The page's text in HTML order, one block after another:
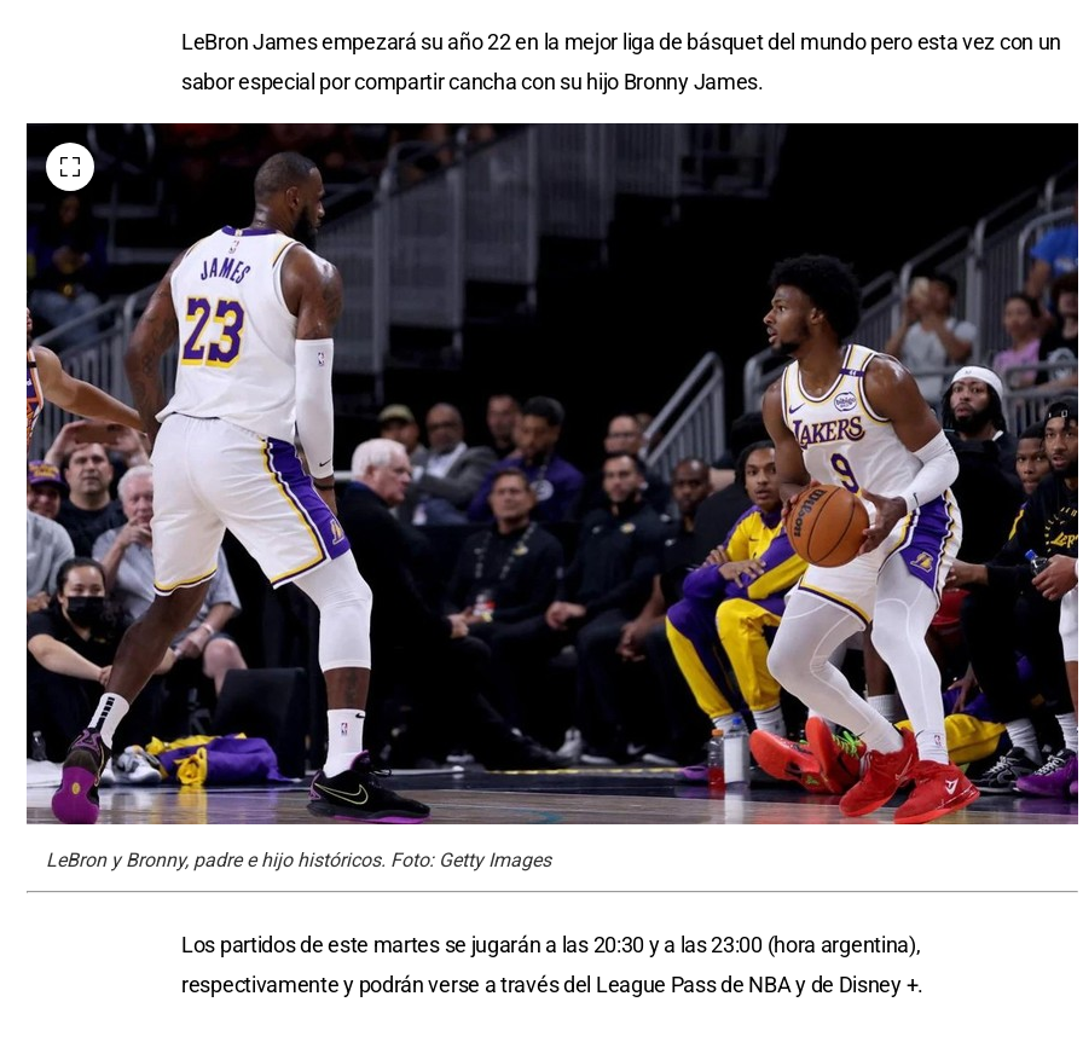
LeBron James empezará su año 22 en la mejor liga de básquet del mundo pero esta vez con un
sabor especial por compartir cancha con su hijo Bronny James.
LeBron y Bronny, padre e hijo históricos. Foto: Getty Images
Los partidos de este martes se jugarán a las 20:30 y a las 23:00 (hora argentina),
respectivamente y podrán verse a través del League Pass de NBA y de Disney +.